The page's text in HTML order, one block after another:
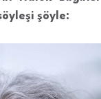
şöyle: